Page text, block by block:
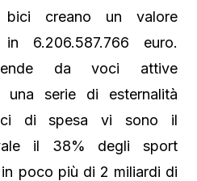
creano un valore
6.206.587.766 euro.
da voci attive
una serie di esternalità
di spesa vi sono il
il 38% degli sport
poco più di 2 miliardi di